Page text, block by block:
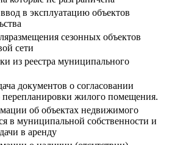
в эксплуатацию объектов
сезонных объектов
сети
из реестра муниципального
документов о согласовании
перепланировки жилого помещения.
об объектах недвижимого
в муниципальной собственности и
в аренду